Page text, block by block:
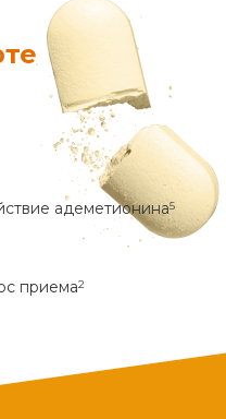
адеметионина5
приема2